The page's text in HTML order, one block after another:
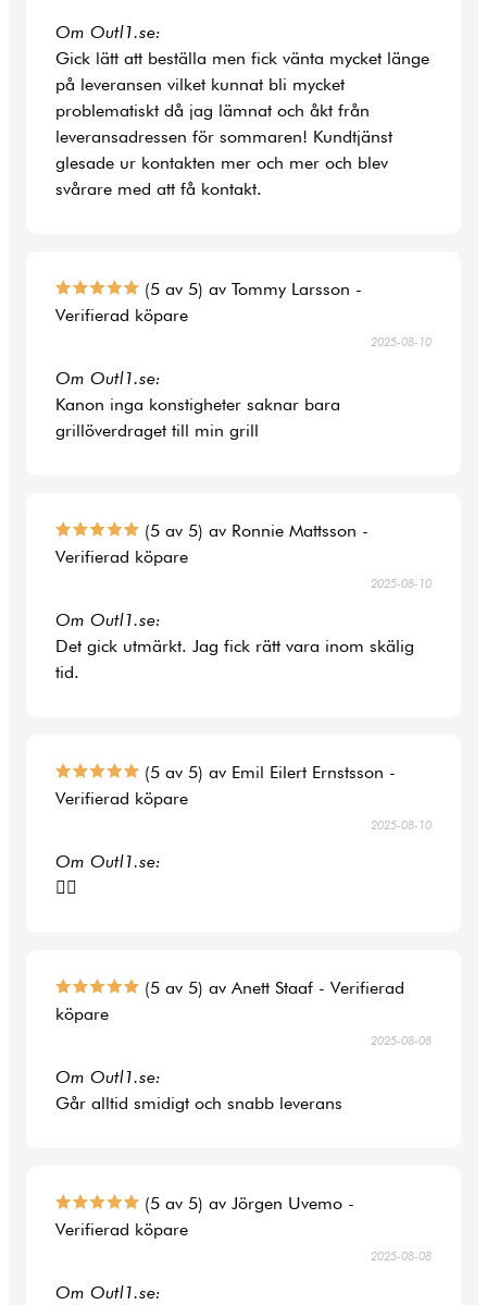
Om Outl1.se:
Gick lätt att beställa men fick vänta mycket länge
på leveransen vilket kunnat bli mycket
problematiskt då jag lämnat och åkt från
leveransadressen för sommaren! Kundtjänst
glesade ur kontakten mer och mer och blev
svårare med att få kontakt.
(5 av 5) av Tommy Larsson -
Verifierad köpare
2025-08-10
Om Outl1.se:
Kanon inga konstigheter saknar bara
grillöverdraget till min grill
(5 av 5) av Ronnie Mattsson -
Verifierad köpare
2025-08-10
Om Outl1.se:
Det gick utmärkt. Jag fick rätt vara inom skälig
tid.
(5 av 5) av Emil Eilert Ernstsson -
Verifierad köpare
2025-08-10
Om Outl1.se:
👍🏻
(5 av 5) av Anett Staaf - Verifierad
köpare
2025-08-08
Om Outl1.se:
Går alltid smidigt och snabb leverans
(5 av 5) av Jörgen Uvemo -
Verifierad köpare
2025-08-08
Om Outl1.se: